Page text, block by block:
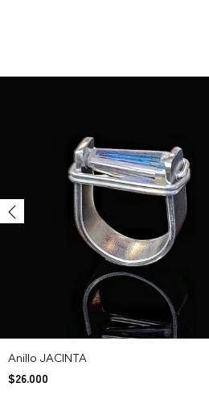
Anillo JACINTA
$26.000